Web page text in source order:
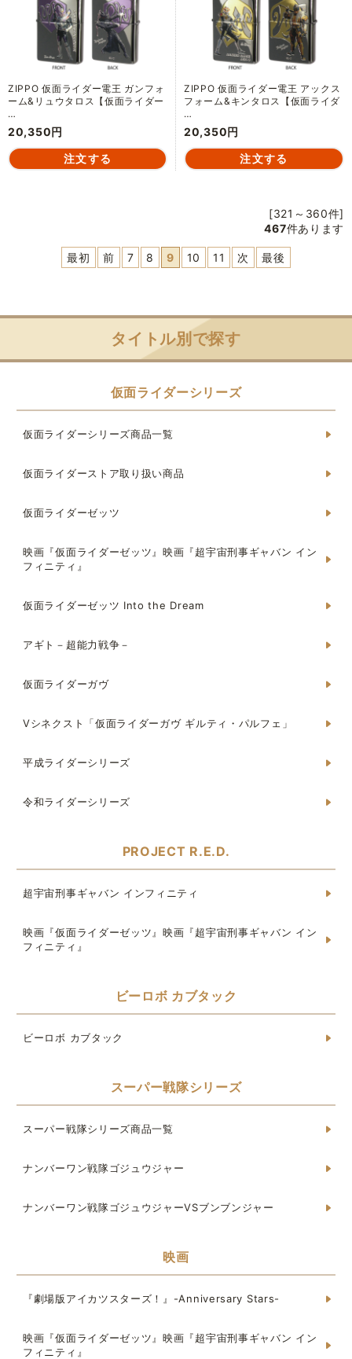
ZIPPO 仮面ライダー電王 ガンフォ
ーム&リュウタロス【仮面ライダー
…
20,350円
ZIPPO 仮面ライダー電王 アックス
フォーム&キンタロス【仮面ライダ
…
20,350円
[321～360件]
467件あります
最初 前 7 8 9 10 11 次 最後
タイトル別で探す
仮面ライダーシリーズ
仮面ライダーシリーズ商品一覧
仮面ライダーストア取り扱い商品
仮面ライダーゼッツ
映画『仮面ライダーゼッツ』映画『超宇宙刑事ギャバン イン
フィニティ』
仮面ライダーゼッツ Into the Dream
アギト－超能力戦争－
仮面ライダーガヴ
Vシネクスト「仮面ライダーガヴ ギルティ・パルフェ」
平成ライダーシリーズ
令和ライダーシリーズ
PROJECT R.E.D.
超宇宙刑事ギャバン インフィニティ
映画『仮面ライダーゼッツ』映画『超宇宙刑事ギャバン イン
フィニティ』
ビーロボ カブタック
ビーロボ カブタック
スーパー戦隊シリーズ
スーパー戦隊シリーズ商品一覧
ナンバーワン戦隊ゴジュウジャー
ナンバーワン戦隊ゴジュウジャーVSブンブンジャー
映画
『劇場版アイカツスターズ！』-Anniversary Stars-
映画『仮面ライダーゼッツ』映画『超宇宙刑事ギャバン イン
フィニティ』